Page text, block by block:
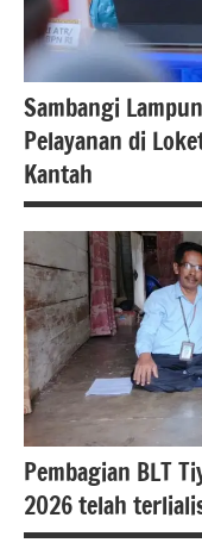
Sambangi
Pelayanan di
Kantah
#atrbpn
Pembagian BLT
2026 telah